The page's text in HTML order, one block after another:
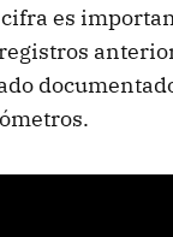
es